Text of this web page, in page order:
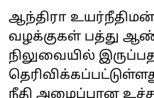
ஆந்திரா
வழக்குகள் பத்து
நிலுவையில்
நீதி அமைப்பான